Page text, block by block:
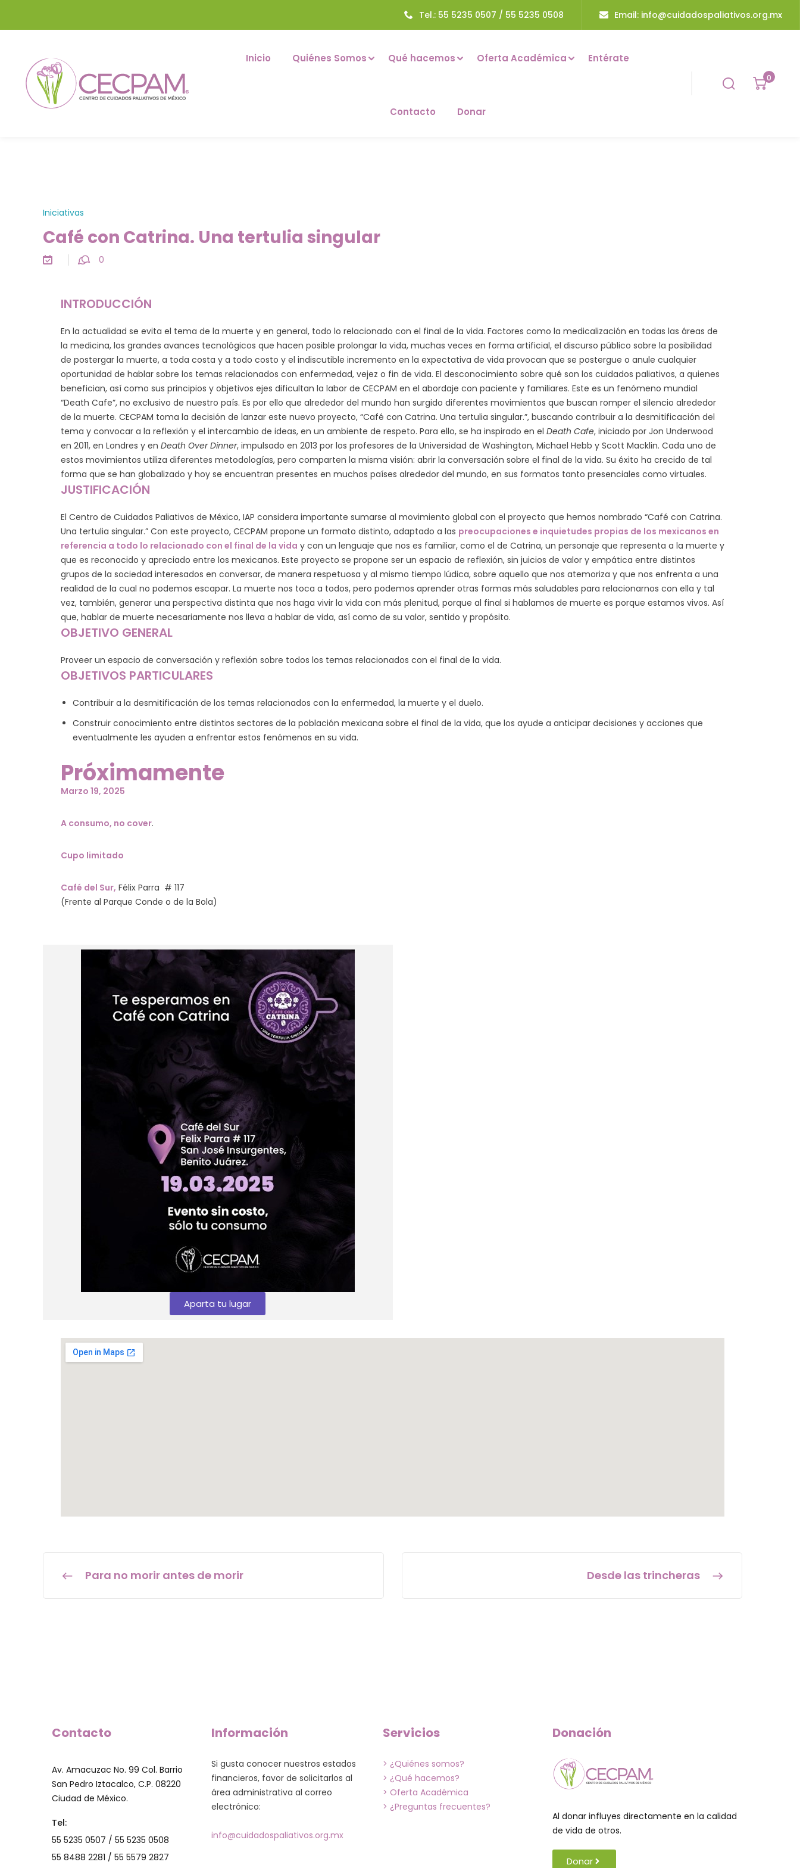
Tel.: 55 5235 0507 / 55 5235 0508 Email: info@cuidadospaliativos.org.mx
Inicio Quiénes Somos Qué hacemos Oferta Académica Entérate
Contacto Donar
0
Iniciativas
Café con Catrina. Una tertulia singular
0
INTRODUCCIÓN
En la actualidad se evita el tema de la muerte y en general, todo lo relacionado con el final de la vida. Factores como la medicalización en todas las áreas de
la medicina, los grandes avances tecnológicos que hacen posible prolongar la vida, muchas veces en forma artificial, el discurso público sobre la posibilidad
de postergar la muerte, a toda costa y a todo costo y el indiscutible incremento en la expectativa de vida provocan que se postergue o anule cualquier
oportunidad de hablar sobre los temas relacionados con enfermedad, vejez o fin de vida. El desconocimiento sobre qué son los cuidados paliativos, a quienes
benefician, así como sus principios y objetivos ejes dificultan la labor de CECPAM en el abordaje con paciente y familiares. Este es un fenómeno mundial
“Death Cafe”, no exclusivo de nuestro país. Es por ello que alrededor del mundo han surgido diferentes movimientos que buscan romper el silencio alrededor
de la muerte. CECPAM toma la decisión de lanzar este nuevo proyecto, “Café con Catrina. Una tertulia singular.”, buscando contribuir a la desmitificación del
tema y convocar a la reflexión y el intercambio de ideas, en un ambiente de respeto. Para ello, se ha inspirado en el Death Cafe, iniciado por Jon Underwood
en 2011, en Londres y en Death Over Dinner, impulsado en 2013 por los profesores de la Universidad de Washington, Michael Hebb y Scott Macklin. Cada uno de
estos movimientos utiliza diferentes metodologías, pero comparten la misma visión: abrir la conversación sobre el final de la vida. Su éxito ha crecido de tal
forma que se han globalizado y hoy se encuentran presentes en muchos países alrededor del mundo, en sus formatos tanto presenciales como virtuales.
JUSTIFICACIÓN
El Centro de Cuidados Paliativos de México, IAP considera importante sumarse al movimiento global con el proyecto que hemos nombrado “Café con Catrina.
Una tertulia singular.” Con este proyecto, CECPAM propone un formato distinto, adaptado a las preocupaciones e inquietudes propias de los mexicanos en
referencia a todo lo relacionado con el final de la vida y con un lenguaje que nos es familiar, como el de Catrina, un personaje que representa a la muerte y
que es reconocido y apreciado entre los mexicanos. Este proyecto se propone ser un espacio de reflexión, sin juicios de valor y empática entre distintos
grupos de la sociedad interesados en conversar, de manera respetuosa y al mismo tiempo lúdica, sobre aquello que nos atemoriza y que nos enfrenta a una
realidad de la cual no podemos escapar. La muerte nos toca a todos, pero podemos aprender otras formas más saludables para relacionarnos con ella y tal
vez, también, generar una perspectiva distinta que nos haga vivir la vida con más plenitud, porque al final si hablamos de muerte es porque estamos vivos. Así
que, hablar de muerte necesariamente nos lleva a hablar de vida, así como de su valor, sentido y propósito.
OBJETIVO GENERAL
Proveer un espacio de conversación y reflexión sobre todos los temas relacionados con el final de la vida.
OBJETIVOS PARTICULARES
Contribuir a la desmitificación de los temas relacionados con la enfermedad, la muerte y el duelo.
Construir conocimiento entre distintos sectores de la población mexicana sobre el final de la vida, que los ayude a anticipar decisiones y acciones que
eventualmente les ayuden a enfrentar estos fenómenos en su vida.
Próximamente
Marzo 19, 2025
A consumo, no cover.
Cupo limitado
Café del Sur, Félix Parra # 117
(Frente al Parque Conde o de la Bola)
Aparta tu lugar
Para no morir antes de morir Desde las trincheras
Contacto
Av. Amacuzac No. 99 Col. Barrio
San Pedro Iztacalco, C.P. 08220
Ciudad de México.
Tel:
55 5235 0507 / 55 5235 0508
55 8488 2281 / 55 5579 2827
Información
Si gusta conocer nuestros estados
financieros, favor de solicitarlos al
área administrativa al correo
electrónico:
info@cuidadospaliativos.org.mx
Servicios
> ¿Quiénes somos?
> ¿Qué hacemos?
> Oferta Académica
> ¿Preguntas frecuentes?
Donación
Al donar influyes directamente en la calidad
de vida de otros.
Donar